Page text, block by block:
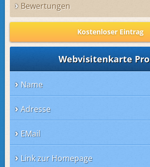
Bewertungen
Kostenloser Eintrag
Webvisitenkarte Pro
Name
Adresse
EMail
Link zur Homepage